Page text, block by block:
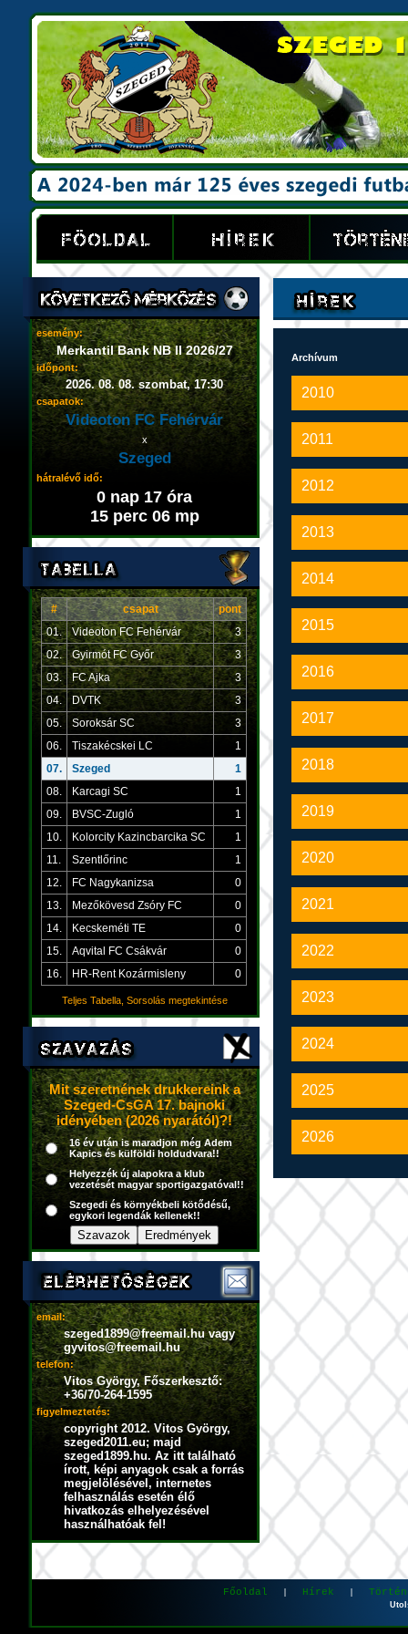
esemény:
Merkantil Bank NB II 2026/27
időpont:
2026. 08. 08. szombat, 17:30
csapatok:
Videoton FC Fehérvár
x
Szeged
hátralévő idő:
0 nap 17 óra
15 perc 06 mp
# csapat
pont
01.
Videoton FC Fehérvár
3
02.
Gyirmót FC Győr
3
03.
FC Ajka
3
04.
DVTK
3
05.
Soroksár SC
3
06.
Tiszakécskei LC
1
07.
Szeged
1
08.
Karcagi SC
1
09.
BVSC-Zugló
1
10.
Kolorcity Kazincbarcika SC
1
11.
Szentlőrinc
1
12.
FC Nagykanizsa
0
13.
Mezőkövesd Zsóry FC
0
14.
Kecskeméti TE
0
15.
Aqvital FC Csákvár
0
16.
HR-Rent Kozármisleny 0
Teljes Tabella, Sorsolás megtekintése
Mit szeretnének drukkereink a
Szeged-CsGA 17. bajnoki
idényében (2026 nyarától)?!
16 év után is maradjon még Adem
Kapics és külföldi holdudvara!!
Helyezzék új alapokra a klub
vezetését magyar sportigazgatóval!!
Szegedi és környékbeli kötődésű,
egykori legendák kellenek!!
email:
szeged1899@freemail.hu vagy
gyvitos@freemail.hu
telefon:
Vitos György, Főszerkesztő:
+36/70-264-1595
figyelmeztetés:
copyright 2012. Vitos György,
szeged2011.eu; majd
szeged1899.hu. Az itt található
írott, képi anyagok csak a forrás
megjelölésével, internetes
felhasználás esetén élő
hivatkozás elhelyezésével
használhatóak fel!
Archívum
2010
2011
2012
2013
2014
2015
2016
2017
2018
2019
2020
2021
2022
2023
2024
2025
2026
Főoldal Hírek